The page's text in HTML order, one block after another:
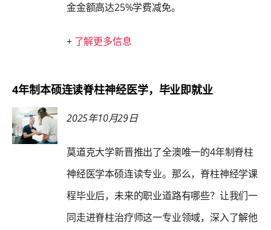
金金额高达25%学费减免。
+ 了解更多信息
4年制本硕连读脊柱神经医学，毕业即就业
2025年10月29日
莫道克大学新晋推出了全澳唯一的4年制脊柱
神经医学本硕连读专业。那么，脊柱神经学课
程毕业后，未来的职业道路有哪些？让我们一
同走进脊柱治疗师这一专业领域，深入了解他